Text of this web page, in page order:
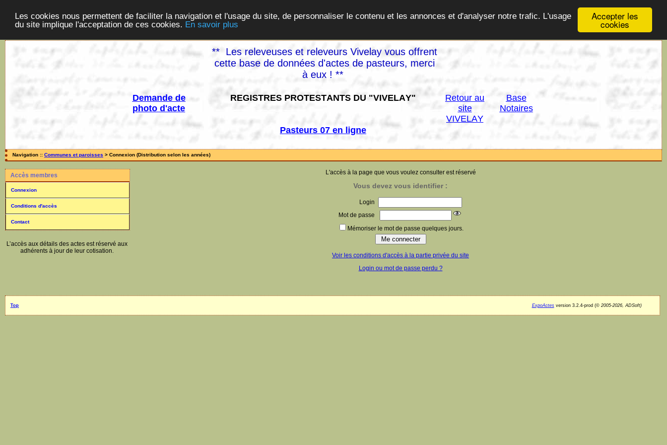
Accepter les
cookies
Les cookies nous permettent de faciliter la navigation et l'usage du site, de personnaliser le contenu et les annonces et d'analyser notre trafic. L'usage
du site implique l'acceptation de ces cookies. En savoir plus
** Les releveuses et releveurs Vivelay vous offrent
cette base de données d'actes de pasteurs, merci
à eux ! **
Demande de
photo d'acte
REGISTRES PROTESTANTS DU "VIVELAY"
Retour au
site
VIVELAY
Base
Notaires
Pasteurs 07 en ligne
Navigation :: Communes et paroisses > Connexion (Distribution selon les années)
Accès membres
Connexion
Conditions d'accès
Contact
L’accès aux détails des actes est réservé aux
adhérents à jour de leur cotisation.
L'accès à la page que vous voulez consulter est réservé
Vous devez vous identifier :
Login
Mot de passe
Mémoriser le mot de passe quelques jours.
Voir les conditions d'accès à la partie privée du site
Login ou mot de passe perdu ?
Top ExpoActesversion 3.2.4-prod (©2005-2026, ADSoft)